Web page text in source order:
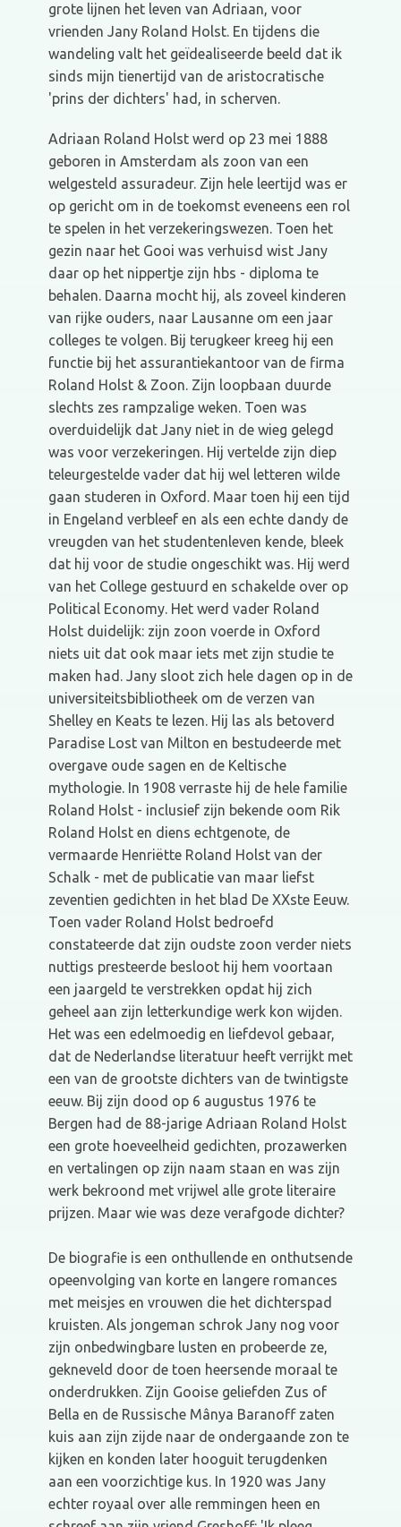
grote lijnen het leven van Adriaan, voor
vrienden Jany Roland Holst. En tijdens die
wandeling valt het geïdealiseerde beeld dat ik
sinds mijn tienertijd van de aristocratische
'prins der dichters' had, in scherven.
Adriaan Roland Holst werd op 23 mei 1888
geboren in Amsterdam als zoon van een
welgesteld assuradeur. Zijn hele leertijd was er
op gericht om in de toekomst eveneens een rol
te spelen in het verzekeringswezen. Toen het
gezin naar het Gooi was verhuisd wist Jany
daar op het nippertje zijn hbs - diploma te
behalen. Daarna mocht hij, als zoveel kinderen
van rijke ouders, naar Lausanne om een jaar
colleges te volgen. Bij terugkeer kreeg hij een
functie bij het assurantiekantoor van de firma
Roland Holst & Zoon. Zijn loopbaan duurde
slechts zes rampzalige weken. Toen was
overduidelijk dat Jany niet in de wieg gelegd
was voor verzekeringen. Hij vertelde zijn diep
teleurgestelde vader dat hij wel letteren wilde
gaan studeren in Oxford. Maar toen hij een tijd
in Engeland verbleef en als een echte dandy de
vreugden van het studentenleven kende, bleek
dat hij voor de studie ongeschikt was. Hij werd
van het College gestuurd en schakelde over op
Political Economy. Het werd vader Roland
Holst duidelijk: zijn zoon voerde in Oxford
niets uit dat ook maar iets met zijn studie te
maken had. Jany sloot zich hele dagen op in de
universiteitsbibliotheek om de verzen van
Shelley en Keats te lezen. Hij las als betoverd
Paradise Lost van Milton en bestudeerde met
overgave oude sagen en de Keltische
mythologie. In 1908 verraste hij de hele familie
Roland Holst - inclusief zijn bekende oom Rik
Roland Holst en diens echtgenote, de
vermaarde Henriëtte Roland Holst van der
Schalk - met de publicatie van maar liefst
zeventien gedichten in het blad De XXste Eeuw.
Toen vader Roland Holst bedroefd
constateerde dat zijn oudste zoon verder niets
nuttigs presteerde besloot hij hem voortaan
een jaargeld te verstrekken opdat hij zich
geheel aan zijn letterkundige werk kon wijden.
Het was een edelmoedig en liefdevol gebaar,
dat de Nederlandse literatuur heeft verrijkt met
een van de grootste dichters van de twintigste
eeuw. Bij zijn dood op 6 augustus 1976 te
Bergen had de 88-jarige Adriaan Roland Holst
een grote hoeveelheid gedichten, prozawerken
en vertalingen op zijn naam staan en was zijn
werk bekroond met vrijwel alle grote literaire
prijzen. Maar wie was deze verafgode dichter?
De biografie is een onthullende en onthutsende
opeenvolging van korte en langere romances
met meisjes en vrouwen die het dichterspad
kruisten. Als jongeman schrok Jany nog voor
zijn onbedwingbare lusten en probeerde ze,
gekneveld door de toen heersende moraal te
onderdrukken. Zijn Gooise geliefden Zus of
Bella en de Russische Mânya Baranoff zaten
kuis aan zijn zijde naar de ondergaande zon te
kijken en konden later hooguit terugdenken
aan een voorzichtige kus. In 1920 was Jany
echter royaal over alle remmingen heen en